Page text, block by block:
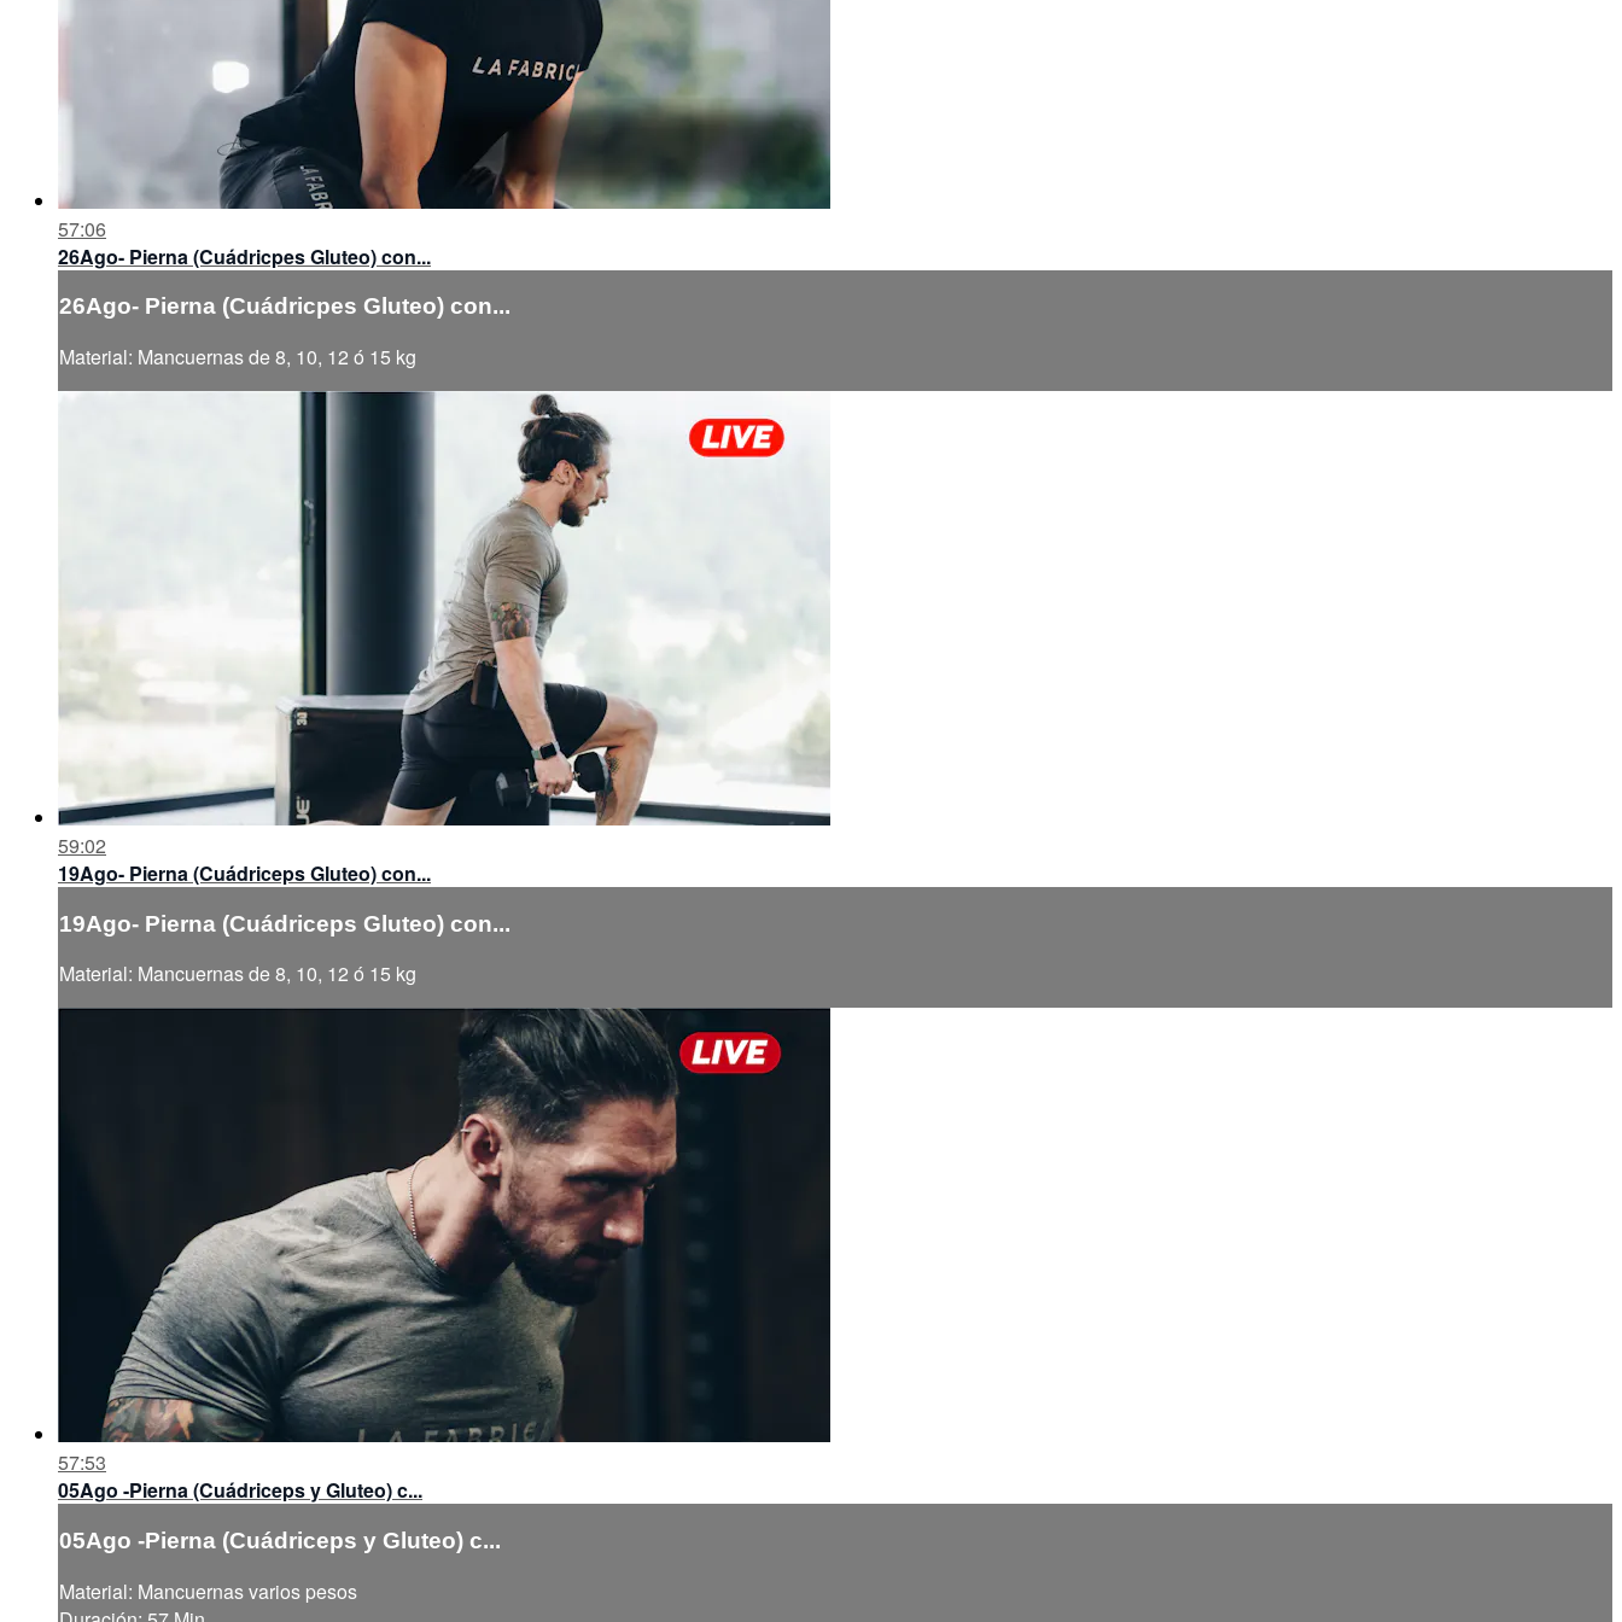
57:06
26Ago- Pierna (Cuádricpes Gluteo) con...
26Ago- Pierna (Cuádricpes Gluteo) con...
Material: Mancuernas de 8, 10, 12 ó 15 kg
59:02
19Ago- Pierna (Cuádriceps Gluteo) con...
19Ago- Pierna (Cuádriceps Gluteo) con...
Material: Mancuernas de 8, 10, 12 ó 15 kg
57:53
05Ago -Pierna (Cuádriceps y Gluteo) c...
05Ago -Pierna (Cuádriceps y Gluteo) c...
Material: Mancuernas varios pesos